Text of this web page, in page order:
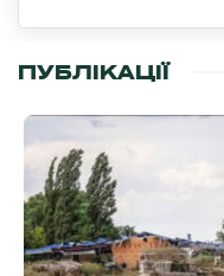
ПУБЛІКАЦІЇ